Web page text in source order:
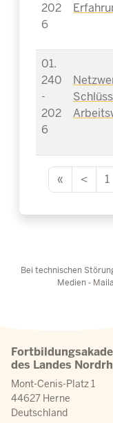
202
6
01.
240
-
202
6
« < 1
Bei technischen
Medien -
des Landes
Mont-Cenis-Platz 1
44627 Herne
Deutschland